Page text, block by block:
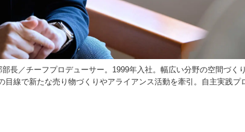
長／チーフプロデューサー。1999年入社。幅広い分野の空間づく
線で新たな売り物づくりやアライアンス活動を牽引。自主実践プ